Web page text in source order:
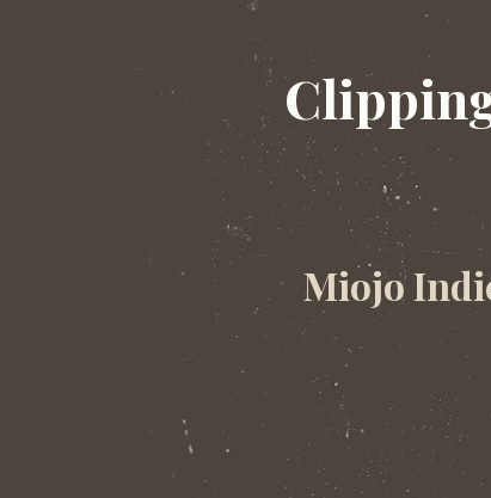
Clipping da banda ruído por
sábado, 30 de novembro de
Miojo